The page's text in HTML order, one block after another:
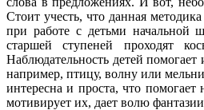
Стоит учесть, что данная
при работе с детьми начальной
старшей ступеней проходят
Наблюдательность детей помогает
например, птицу, волну или
интересна и проста, что помогает
мотивирует их, дает волю